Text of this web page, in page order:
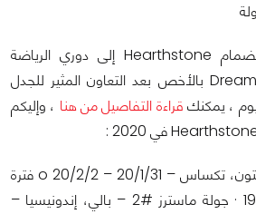
كما أنه من المتوقع انضمام Hearthstone إلى دوري الرياضة
الإلكترونية ESL و DreamHack بالأخص بعد التعاون المثير للجدل
، يمكنك قراءة التفاصيل من هنا ، وإليكم
· جولة ماسترز #1 – أرلنغتون، تكساس – 20/1/31 – 20/2/2 o فترة
تأهل: 19/10/3 – 19/11/24 · جولة ماسترز #2 – بالي، إندونيسيا –